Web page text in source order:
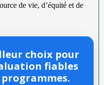
de vie, d’équité et de
choix pour
fiables